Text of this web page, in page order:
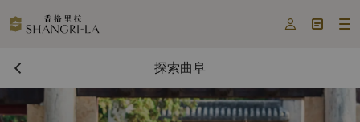
  
探索曲阜